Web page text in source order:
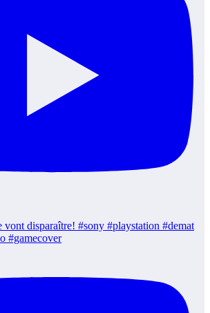
vont disparaître! #sony #playstation #demat
#gamecover